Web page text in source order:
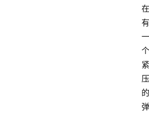
在
有
一
个
紧
压
的
弹